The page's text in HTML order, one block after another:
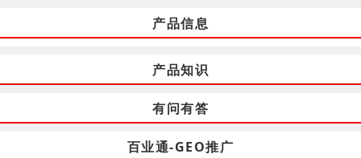
产品信息
产品知识
有问有答
百业通-GEO推广